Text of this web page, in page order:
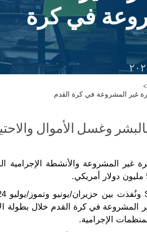
في كرة
وغسل الأموال
الإجرامية.